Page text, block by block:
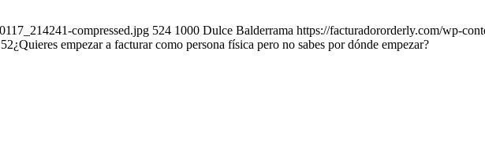
compressed.jpg 524 1000 Dulce Balderrama https://facturadororderly.com/wp-
¿Quieres empezar a facturar como persona física pero no sabes por dónde empezar?